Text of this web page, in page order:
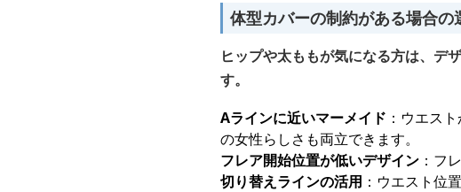
体型カバーの制約がある場合の
ヒップや太ももが気になる方は、デ
す。
Aラインに近いマーメイド ：ウエス
の女性らしさも両立できます。
フレア開始位置が低いデザイン ：フ
切り替えラインの活用 ：ウエスト位